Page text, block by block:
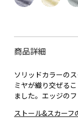
商品詳細
ソリッドカラーの
ミヤが織り交ぜる
ました。エッジの
ストール&スカーフ